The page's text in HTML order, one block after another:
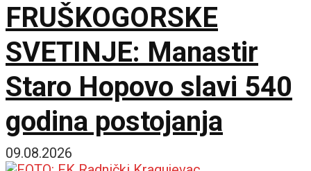
FRUŠKOGORSKE
SVETINJE: Manastir
Staro Hopovo slavi 540
godina postojanja
09.08.2026